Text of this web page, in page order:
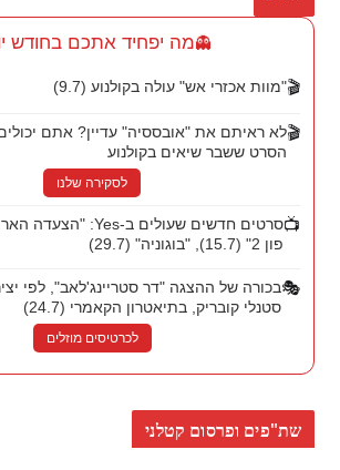
👻מה יפחיד אתכם בחודש
🎬"מוות אכזרי אש" עולה בקולנוע (9.7)
🎬לא ראיתם את "אובססיה" עדיין? אתם
הסרט ששבר שיאים בקולנוע
לסקירה שלנו
📺
פון 2" (15.7), "בוגוניה" (29.7)
🎭בכורה של ההצגה "דר סטריינג'לאב", לפי
סטנלי קובריק, בתיאטרון הקאמרי (24.7)
לכרטיסים מוזלים
שת"פים ופרסום קטלני